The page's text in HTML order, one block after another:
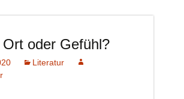
oder Gefühl?
Literatur